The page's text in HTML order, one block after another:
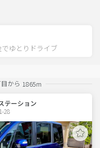
ゆとりドライブ
から 1865m
テーション
28